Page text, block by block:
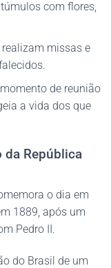
com flores,
missas e
de reunião
a vida dos que
da República
o dia em
1889, após um
Pedro II.
do Brasil de um